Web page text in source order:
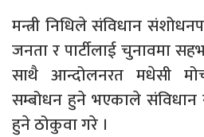
मन्त्री निधिले संविधान
जनता र पार्टीलाई चुनावमा
साथै आन्दोलनरत मधेसी
सम्बोधन हुने भएकाले संविधान
हुने ठोकुवा गरे ।